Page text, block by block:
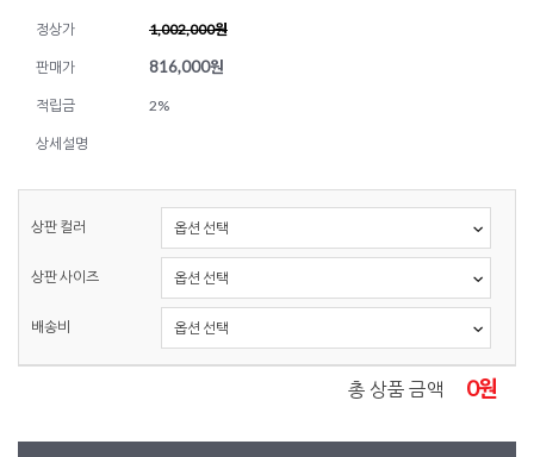
정상가 1,002,000원
판매가 816,000원
적립금 2%
상세설명
상판 컬러
상판 사이즈
배송비
총 상품 금액 0원